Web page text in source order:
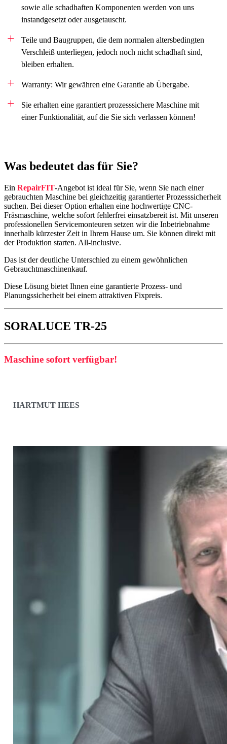
sowie alle schadhaften Komponenten werden von uns
instandgesetzt oder ausgetauscht.
Teile und Baugruppen, die dem normalen altersbedingten
Verschleiß unterliegen, jedoch noch nicht schadhaft sind,
bleiben erhalten.
Warranty: Wir gewähren eine Garantie ab Übergabe.
Sie erhalten eine garantiert prozesssichere Maschine mit
einer Funktionalität, auf die Sie sich verlassen können!
Was bedeutet das für Sie?
Ein RepairFIT-Angebot ist ideal für Sie, wenn Sie nach einer
gebrauchten Maschine bei gleichzeitig garantierter Prozesssicherheit
suchen. Bei dieser Option erhalten eine hochwertige CNC-
Fräsmaschine, welche sofort fehlerfrei einsatzbereit ist. Mit unseren
professionellen Servicemonteuren setzen wir die Inbetriebnahme
innerhalb kürzester Zeit in Ihrem Hause um. Sie können direkt mit
der Produktion starten. All-inclusive.
Das ist der deutliche Unterschied zu einem gewöhnlichen
Gebrauchtmaschinenkauf.
Diese Lösung bietet Ihnen eine garantierte Prozess- und
Planungssicherheit bei einem attraktiven Fixpreis.
SORALUCE TR-25
Maschine sofort verfügbar!
HARTMUT HEES